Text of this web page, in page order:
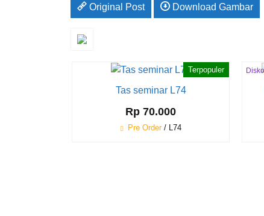
Original Post Download Gambar
Terpopuler
Tas seminar L74
Rp 70.000
Pre Order/ L74